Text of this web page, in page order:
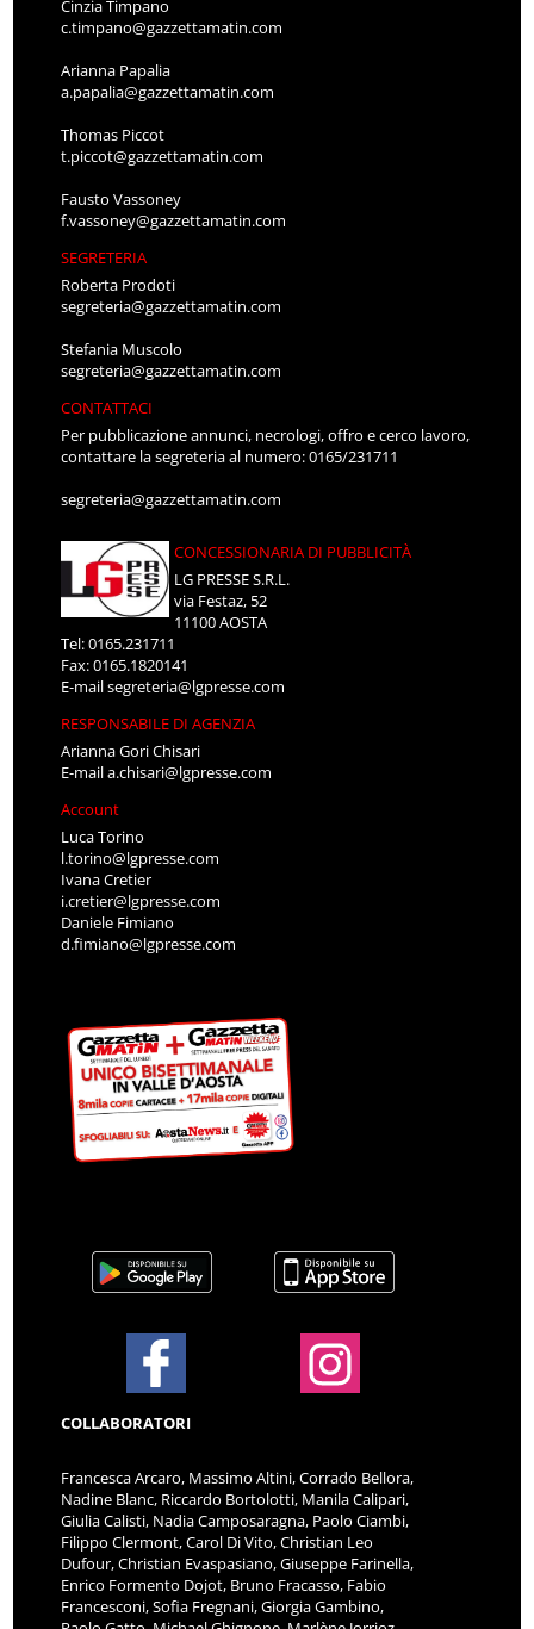
Cinzia Timpano
c.timpano@gazzettamatin.com
Arianna Papalia
a.papalia@gazzettamatin.com
Thomas Piccot
t.piccot@gazzettamatin.com
Fausto Vassoney
f.vassoney@gazzettamatin.com
SEGRETERIA
Roberta Prodoti
segreteria@gazzettamatin.com
Stefania Muscolo
segreteria@gazzettamatin.com
CONTATTACI
Per pubblicazione annunci, necrologi, offro e cerco lavoro,
contattare la segreteria al numero: 0165/231711
segreteria@gazzettamatin.com
CONCESSIONARIA DI PUBBLICITÀ
LG PRESSE S.R.L.
via Festaz, 52
11100 AOSTA
Tel: 0165.231711
Fax: 0165.1820141
E-mailsegreteria@lgpresse.com
RESPONSABILE DI AGENZIA
Arianna Gori Chisari
E-maila.chisari@lgpresse.com
Account
Luca Torino
l.torino@lgpresse.com
Ivana Cretier
i.cretier@lgpresse.com
Daniele Fimiano
d.fimiano@lgpresse.com
COLLABORATORI
Francesca Arcaro, Massimo Altini, Corrado Bellora,
Nadine Blanc, Riccardo Bortolotti, Manila Calipari,
Giulia Calisti, Nadia Camposaragna, Paolo Ciambi,
Filippo Clermont, Carol Di Vito, Christian Leo
Dufour, Christian Evaspasiano, Giuseppe Farinella,
Enrico Formento Dojot, Bruno Fracasso, Fabio
Francesconi, Sofia Fregnani, Giorgia Gambino,